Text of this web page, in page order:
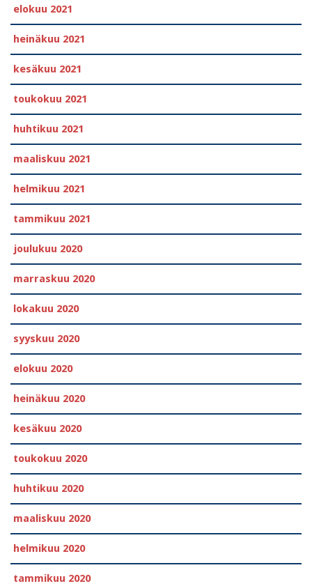
elokuu 2021
heinäkuu 2021
kesäkuu 2021
toukokuu 2021
huhtikuu 2021
maaliskuu 2021
helmikuu 2021
tammikuu 2021
joulukuu 2020
marraskuu 2020
lokakuu 2020
syyskuu 2020
elokuu 2020
heinäkuu 2020
kesäkuu 2020
toukokuu 2020
huhtikuu 2020
maaliskuu 2020
helmikuu 2020
tammikuu 2020